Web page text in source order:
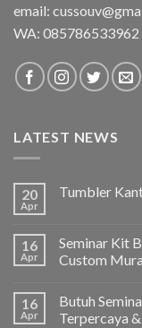
email:
WA: 085786533962
LATEST NEWS
20
Apr
Tumbler
16
Apr
Seminar Kit
Custom
16
Apr
Butuh
Terpercaya